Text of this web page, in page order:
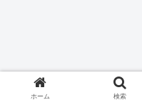
ホーム 検索